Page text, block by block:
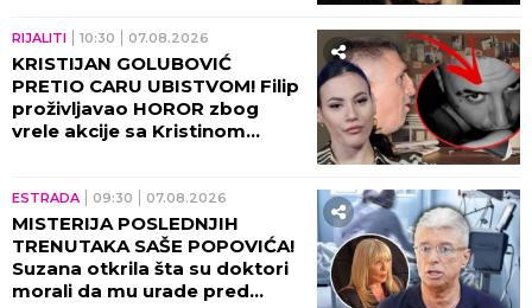
RIJALITI 10:30 07.08.2026
KRISTIJAN GOLUBOVIĆ
PRETIO CARU UBISTVOM! Filip
proživljavao HOROR zbog
vrele akcije sa Kristinom
ESTRADA 09:30 07.08.2026
MISTERIJA POSLEDNJIH
TRENUTAKA SAŠE POPOVIĆA!
Suzana otkrila šta su doktori
morali da mu urade pred